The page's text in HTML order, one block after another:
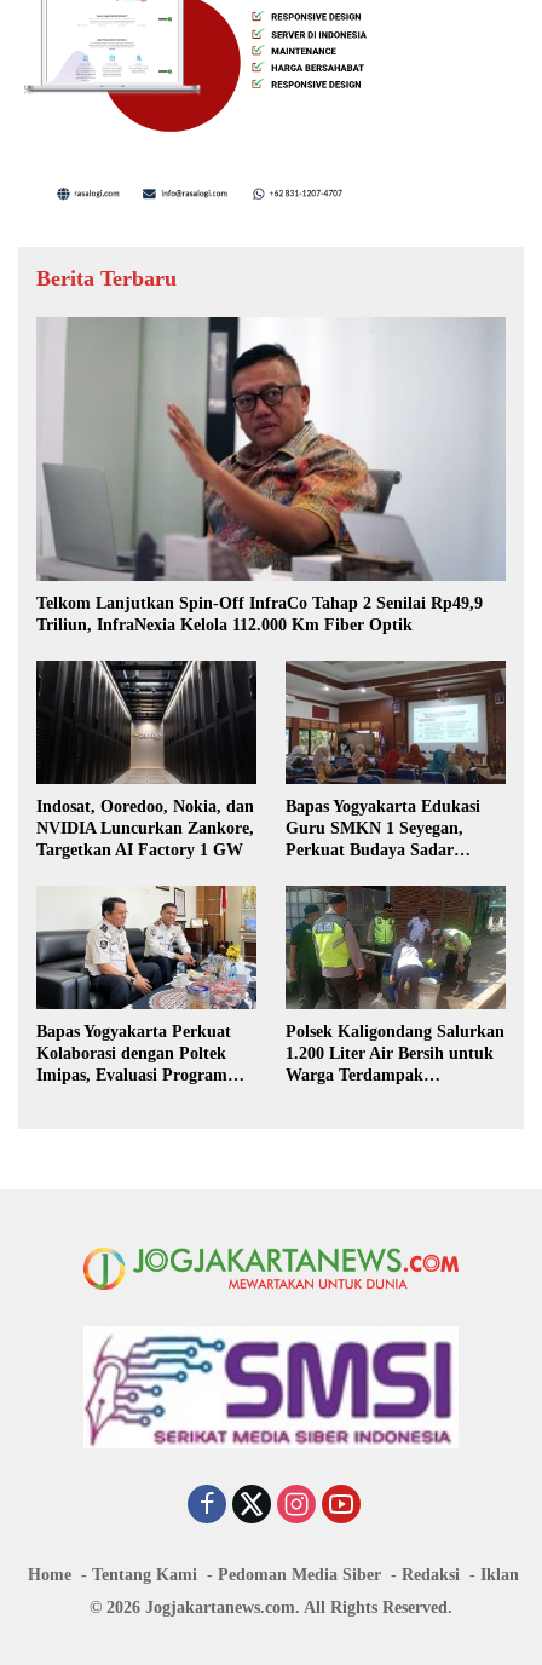
Berita Terbaru
Telkom Lanjutkan Spin-Off InfraCo Tahap 2 Senilai Rp49,9
Triliun, InfraNexia Kelola 112.000 Km Fiber Optik
Indosat, Ooredoo, Nokia, dan
NVIDIA Luncurkan Zankore,
Targetkan AI Factory 1 GW
Bapas Yogyakarta Edukasi
Guru SMKN 1 Seyegan,
Perkuat Budaya Sadar
Bapas Yogyakarta Perkuat
Kolaborasi dengan Poltek
Imipas, Evaluasi Program
Polsek Kaligondang Salurkan
1.200 Liter Air Bersih untuk
Warga Terdampak
Home Tentang Kami Pedoman Media Siber Redaksi
Iklan
© 2026 Jogjakartanews.com. All Rights Reserved.